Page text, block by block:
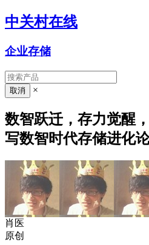
中关村在线
企业存储
×
数智跃迁，存力觉醒
写数智时代存储进化论
肖医
原创